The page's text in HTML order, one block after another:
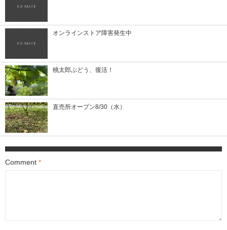
オンラインストア障害発生中
桃太郎ぶどう、復活！
直売所オープン8/30（水）
Comment *